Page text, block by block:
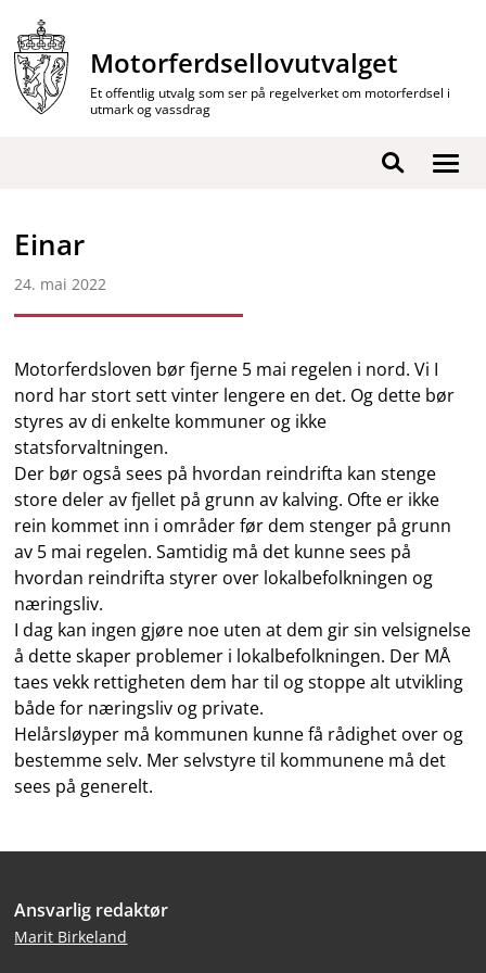
innhold
Motorferdsellovutvalget
Et offentlig utvalg som ser på regelverket om motorferdsel i
utmark og vassdrag
Vis
Søk
Einar
24. mai 2022
Motorferdsloven bør fjerne 5 mai regelen i nord. Vi I
nord har stort sett vinter lengere en det. Og dette bør
styres av di enkelte kommuner og ikke
statsforvaltningen.
Der bør også sees på hvordan reindrifta kan stenge
store deler av fjellet på grunn av kalving. Ofte er ikke
rein kommet inn i områder før dem stenger på grunn
av 5 mai regelen. Samtidig må det kunne sees på
hvordan reindrifta styrer over lokalbefolkningen og
næringsliv.
I dag kan ingen gjøre noe uten at dem gir sin velsignelse
å dette skaper problemer i lokalbefolkningen. Der MÅ
taes vekk rettigheten dem har til og stoppe alt utvikling
både for næringsliv og private.
Helårsløyper må kommunen kunne få rådighet over og
bestemme selv. Mer selvstyre til kommunene må det
sees på generelt.
Bunntekst
Ansvarlig redaktør
Marit Birkeland